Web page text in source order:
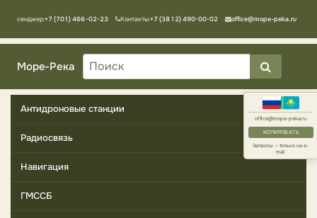
office@mope-peka.ru
КОПИРОВАТЬ
Запросы — только на e-
mail
Мессенджер:+7 (701) 466-02-23 Контакты:+7 (3812) 490-00-02 office@mope-peka.ru
Море-Река
Антидроновые станции
Радиосвязь
Навигация
ГМССБ